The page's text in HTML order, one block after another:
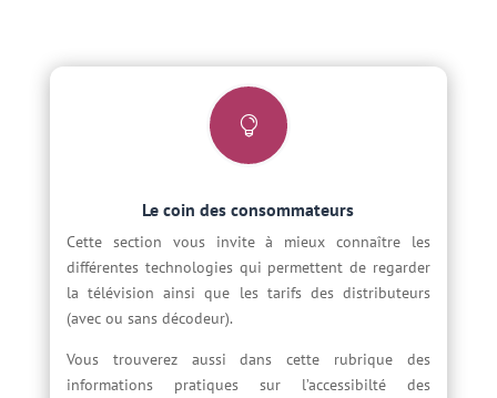

Le coin des consommateurs
Cette section vous invite à mieux connaître les
différentes technologies qui permettent de regarder
la télévision ainsi que les tarifs des distributeurs
(avec ou sans décodeur).
Vous trouverez aussi dans cette rubrique des
informations pratiques sur l’accessibilté des